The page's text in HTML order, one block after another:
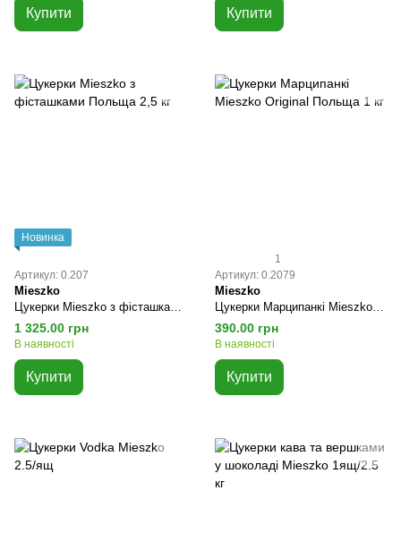
Купити Купити
Новинка
Артикул: 0.207
Mieszko
1 325.00 грн
В наявності
Купити
1
Артикул: 0.2079
Mieszko
390.00 грн
В наявності
Купити